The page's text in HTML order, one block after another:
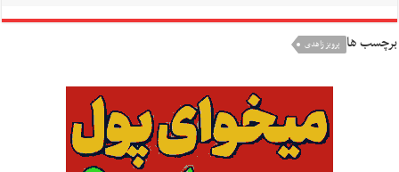
برچسب ها پرویز زاهدی